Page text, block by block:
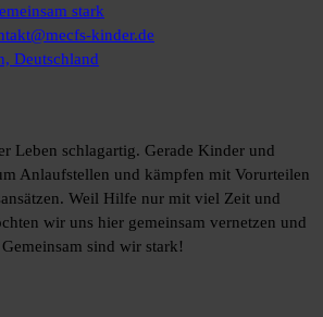
stark
kinder.de
Deutschland
Leben schlagartig. Gerade Kinder und
Anlaufstellen und kämpfen mit Vorurteilen
Weil Hilfe nur mit viel Zeit und
wir uns hier gemeinsam vernetzen und
sind wir stark!